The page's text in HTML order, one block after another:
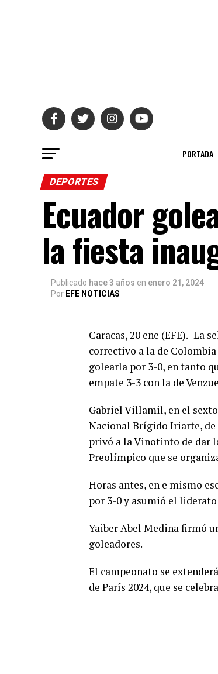
PORTADA
DEPORTES
Ecuador
la fiesta
Publicado hace 3 años en enero 21, 2024
Por EFE NOTICIAS
Caracas, 20 ene (EFE).- La
correctivo a la de
golearla por 3-0, en tanto
empate 3-3 con la de
Gabriel Villamil, en el
Nacional Brígido Iriarte, de
privó a la Vinotinto de dar
Preolímpico que se
Horas antes, en e mismo
por 3-0 y asumió el
Yaiber Abel Medina firmó
goleadores.
El campeonato se
de París 2024, que se